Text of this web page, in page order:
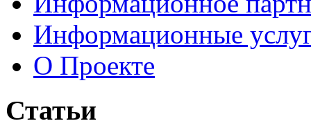
Информационные
О Проекте
Статьи